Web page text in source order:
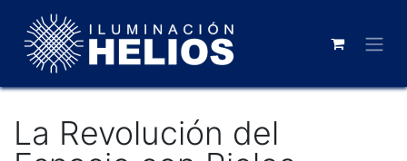
La Revolución del